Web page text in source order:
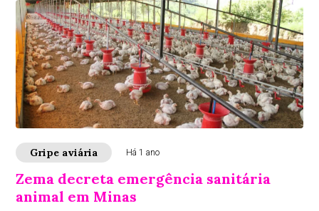
Gripe aviária Há 1 ano
Zema decreta emergência sanitária
animal em Minas